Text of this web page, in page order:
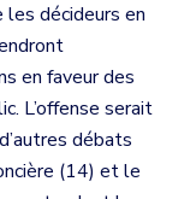
décideurs en
en faveur des
L’offense serait
débats
(14) et le